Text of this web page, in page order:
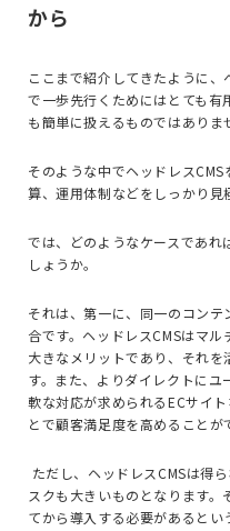
から
ここまで紹介してきたように、
で一歩先行くためにはとても
も簡単に扱えるものではありま
そのような中でヘッドレスCMS
算、運用体制などをしっかり見
では、どのようなケースであれ
しょうか。
それは、第一に、同一のコン
合です。ヘッドレスCMSはマル
大きなメリットであり、それ
す。また、よりダイレクトに
軟な対応が求められるECサイ
とで顧客満足度を高めることが
ただし、ヘッドレスCMSは得
スクも大きいものとなります
てから導入する必要があるとい